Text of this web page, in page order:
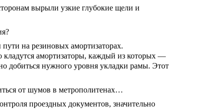
вырыли узкие глубокие щели и
на резиновых амортизаторах.
амортизаторы, каждый из которых —
добиться нужного уровня укладки рамы. Этот
от шумов в метрополитенах…
проездных документов, значительно